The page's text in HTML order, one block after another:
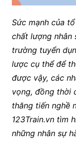
Sức mạnh của
chất lượng nhân
trường tuyển
lược cụ thể để
được vậy, các
vọng, đồng thời
thăng tiến nghề
123Train.vn tìm
những nhân sự